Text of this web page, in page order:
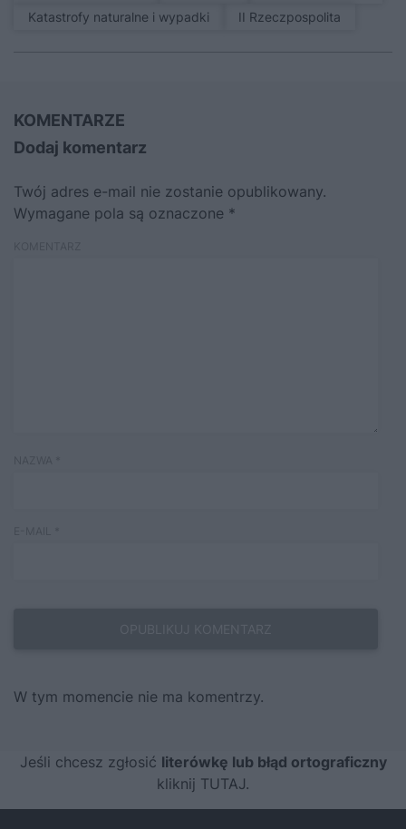
Katastrofy naturalne i wypadki
II Rzeczpospolita
KOMENTARZE
Dodaj komentarz
Twój adres e-mail nie zostanie opublikowany.
Wymagane pola są oznaczone *
W tym momencie nie ma komentrzy.
Jeśli chcesz zgłosić literówkę lub błąd ortograficzny
kliknij TUTAJ.